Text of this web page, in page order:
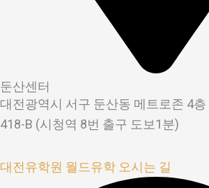
둔산센터
대전광역시 서구 둔산동 메트로존 4층
418-B (시청역 8번 출구 도보1분)
대전유학원 월드유학 오시는 길